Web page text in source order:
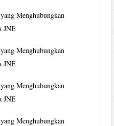
Menghubungkan
JNE
Menghubungkan
JNE
Menghubungkan
JNE
Menghubungkan